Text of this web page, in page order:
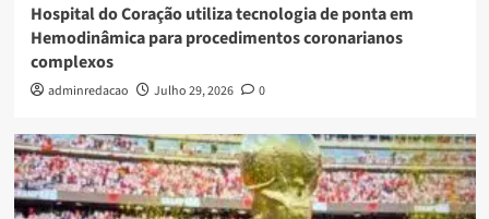
Hospital do Coração utiliza tecnologia de ponta em
Hemodinâmica para procedimentos coronarianos
complexos
adminredacao Julho 29, 2026 0